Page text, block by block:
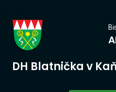
u Luhačovic
DH Blatnička v